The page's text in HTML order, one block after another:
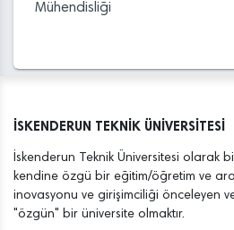
Mühendisliği
İSKENDERUN TEKNİK ÜNİVERSİTESİ
İskenderun Teknik Üniversitesi olarak
kendine özgü bir eğitim/öğretim ve
inovasyonu ve girişimciliği önceleyen
"özgün" bir üniversite olmaktır.